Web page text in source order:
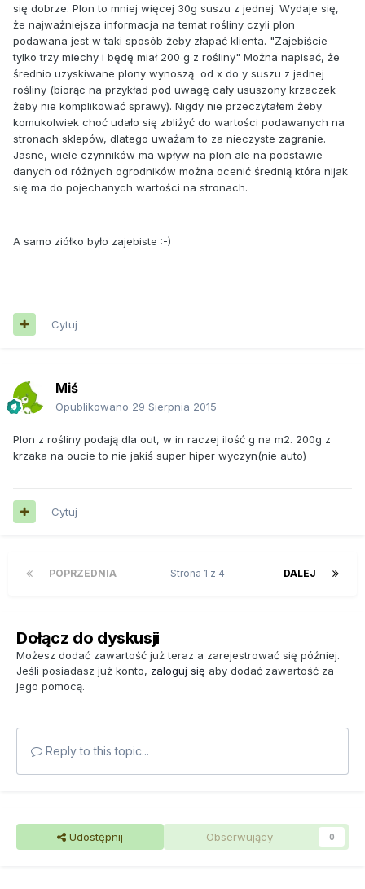
się dobrze. Plon to mniej więcej 30g suszu z jednej. Wydaje się,
że najważniejsza informacja na temat rośliny czyli plon
podawana jest w taki sposób żeby złapać klienta. "Zajebiście
tylko trzy miechy i będę miał 200 g z rośliny" Można napisać, że
średnio uzyskiwane plony wynoszą od x do y suszu z jednej
rośliny (biorąc na przykład pod uwagę cały ususzony krzaczek
żeby nie komplikować sprawy). Nigdy nie przeczytałem żeby
komukolwiek choć udało się zbliżyć do wartości podawanych na
stronach sklepów, dlatego uważam to za nieczyste zagranie.
Jasne, wiele czynników ma wpływ na plon ale na podstawie
danych od różnych ogrodników można ocenić średnią która nijak
się ma do pojechanych wartości na stronach.
A samo ziółko było zajebiste :-)
Cytuj
Miś
Opublikowano 29 Sierpnia 2015
Plon z rośliny podają dla out, w in raczej ilość g na m2. 200g z
krzaka na oucie to nie jakiś super hiper wyczyn(nie auto)
Cytuj
POPRZEDNIA DALEJ
Strona 1 z 4
Dołącz do dyskusji
Możesz dodać zawartość już teraz a zarejestrować się później.
Jeśli posiadasz już konto, zaloguj się aby dodać zawartość za
jego pomocą.
Reply to this topic...
Udostępnij Obserwujący 0